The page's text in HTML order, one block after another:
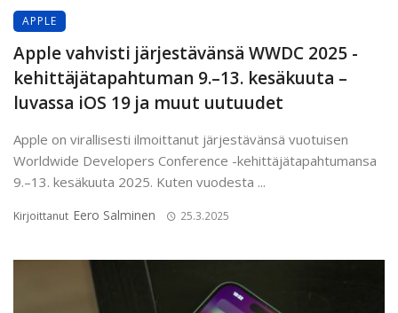
APPLE
Apple vahvisti järjestävänsä WWDC 2025 -
kehittäjätapahtuman 9.–13. kesäkuuta –
luvassa iOS 19 ja muut uutuudet
Apple on virallisesti ilmoittanut järjestävänsä vuotuisen
Worldwide Developers Conference -kehittäjätapahtumansa
9.–13. kesäkuuta 2025. Kuten vuodesta ...
Kirjoittanut Eero Salminen 25.3.2025